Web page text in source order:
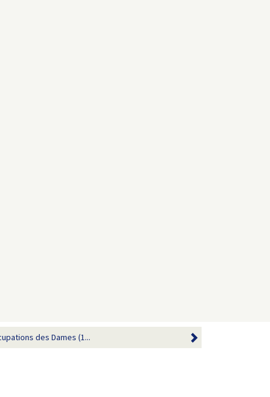
des Dames (1...